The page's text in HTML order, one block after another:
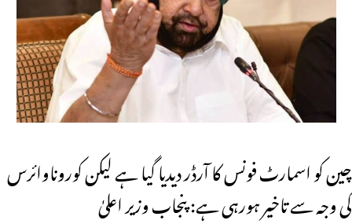
چین کو اسمارٹ فونس کا آرڈر دیدیا گیا ہے لیکن کوروناوائرس
کی وجہ سے تاخیر ہورہی ہے: پنجاب وزیر اعلیٰ